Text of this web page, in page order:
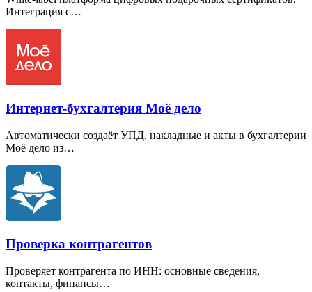
Интеграция с…
Интернет-бухгалтерия Моё дело
Автоматически создаёт УПД, накладные и акты в бухгалтерии
Моё дело из…
Проверка контрагентов
Проверяет контрагента по ИНН: основные сведения,
контакты, финансы…